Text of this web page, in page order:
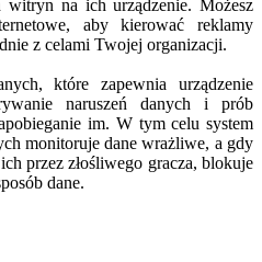
witryn na ich urządzenie. Możesz
aby kierować reklamy
z celami Twojej organizacji.
które zapewnia urządzenie
naruszeń danych i prób
im. W tym celu system
monitoruje dane wrażliwe, a gdy
przez złośliwego gracza, blokuje
dane.